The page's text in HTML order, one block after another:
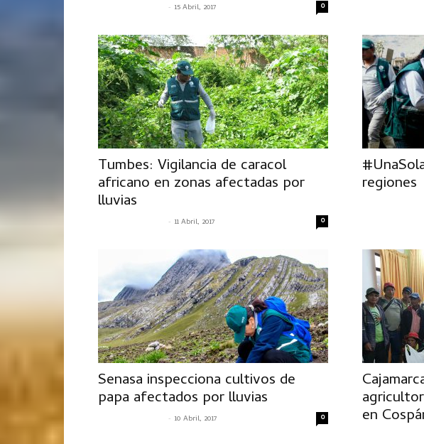
- 15 Abril, 2017 0
Tumbes: Vigilancia de caracol
africano en zonas afectadas por
lluvias
- 11 Abril, 2017 0
regiones
Senasa inspecciona cultivos de
papa afectados por lluvias
- 10 Abril, 2017 0 en